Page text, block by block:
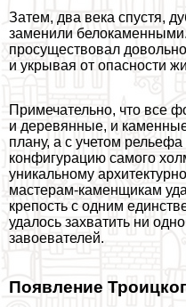
Затем, два века спустя,
заменили
просуществовал
и укрывая от опасности
Примечательно, что все
и деревянные, и
плану, а с учетом
конфигурацию самого
уникальному
мастерам-каменщикам
крепость с одним
удалось захватить ни
завоевателей.
Появление